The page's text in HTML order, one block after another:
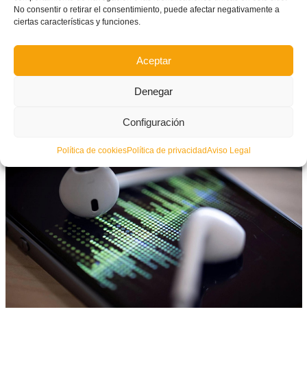
No consentir o retirar el consentimiento, puede afectar negativamente a
ciertas características y funciones.
Aceptar
Denegar
Configuración
Política de cookiesPolítica de privacidadAviso Legal
el fútbol y el fútbol sala.
que de otra manera serían más difícil encontrar.
Desde la FFCV promocionam